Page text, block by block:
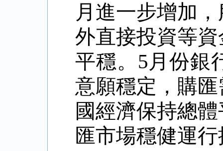
月進一步增加
外直接投資等
平穩。5月份銀
意願穩定，購
國經濟保持總
匯市場穩健運